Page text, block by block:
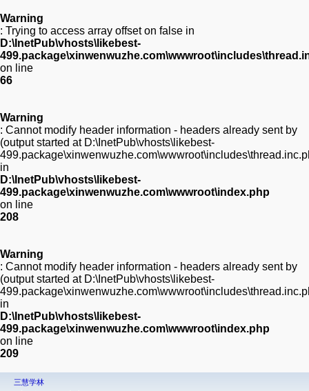
Warning
: Trying to access array offset on false in
D:\InetPub\vhosts\likebest-
on line
66
Warning
: Cannot modify header information - headers already sent by
(output started at D:\InetPub\vhosts\likebest-
in
D:\InetPub\vhosts\likebest-
499.package\xinwenwuzhe.com\wwwroot\index.php
on line
208
Warning
: Cannot modify header information - headers already sent by
(output started at D:\InetPub\vhosts\likebest-
in
D:\InetPub\vhosts\likebest-
499.package\xinwenwuzhe.com\wwwroot\index.php
on line
209
三慧学林